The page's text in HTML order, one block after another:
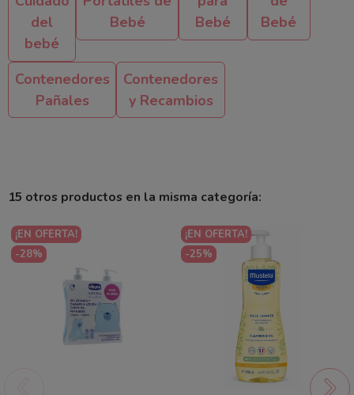
del
bebé
Bebé
Bebé
Bebé
Contenedores
Pañales
Contenedores
y Recambios
15 otros productos en la misma categoría:
¡EN OFERTA!
-28%
¡EN OFERTA!
-25%